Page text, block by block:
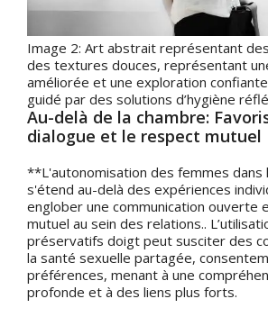
Image 2: Art abstrait représentant
des textures douces, représentant
améliorée et une exploration
guidé par des solutions d’hygiène
Au-delà de la chambre:
dialogue et le respect mutuel
**L'autonomisation des femmes
s'étend au-delà des expériences
englober une communication ouverte
mutuel au sein des relations..
préservatifs doigt peut susciter des
la santé sexuelle partagée,
préférences, menant à une
profonde et à des liens plus forts.